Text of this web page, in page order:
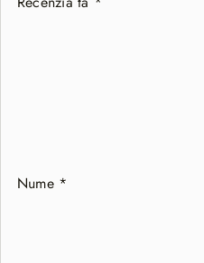
Nume *